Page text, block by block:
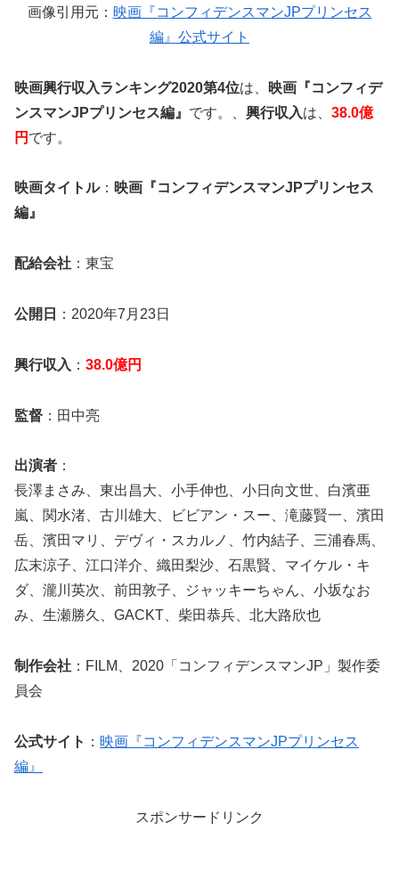
画像引用元： 映画『コンフィデンスマンJPプリンセス
編』公式サイト
映画興行収入ランキング2020第4位は、
映画『コンフィデ
ンスマンJPプリンセス編』 です。、 興行収入は、 38.0億
円 です。
映画タイトル： 映画『コンフィデンスマンJPプリンセス
編』
配給会社 ：東宝
公開日 ：2020年7月23日
興行収入 ： 38.0億円
監督 ：田中亮
出演者 ：
長澤まさみ、東出昌大、小手伸也、小日向文世、白濱亜
嵐、関水渚、古川雄大、ビビアン・スー、滝藤賢一、濱田
岳、濱田マリ、デヴィ・スカルノ、竹内結子、三浦春馬、
広末涼子、江口洋介、織田梨沙、石黒賢、マイケル・キ
ダ、瀧川英次、前田敦子、ジャッキーちゃん、小坂なお
み、生瀬勝久、GACKT、柴田恭兵、北大路欣也
制作会社 ：FILM、2020「コンフィデンスマンJP」製作委
員会
公式サイト ： 映画『コンフィデンスマンJPプリンセス
編』
スポンサードリンク